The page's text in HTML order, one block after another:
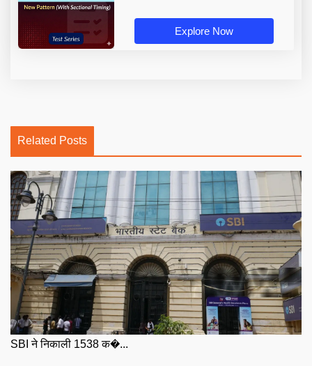
Explore Now
Related Posts
SBI ने निकाली 1538 क�...